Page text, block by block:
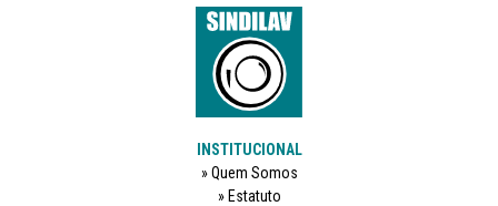
INSTITUCIONAL
Quem Somos
Estatuto